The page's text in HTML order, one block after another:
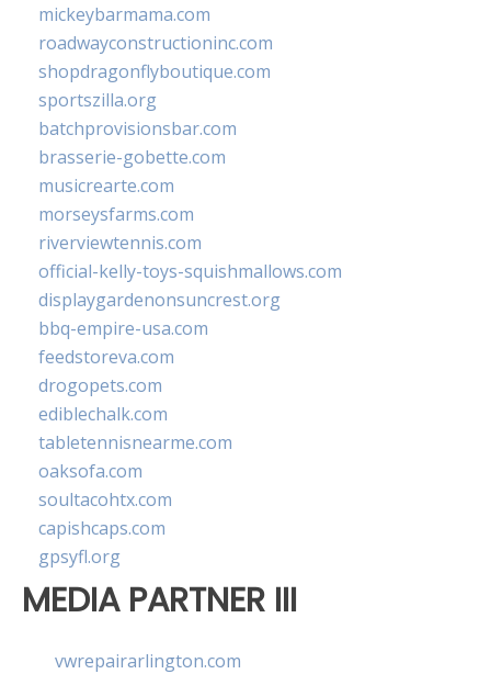
mickeybarmama.com
roadwayconstructioninc.com
shopdragonflyboutique.com
sportszilla.org
batchprovisionsbar.com
brasserie-gobette.com
musicrearte.com
morseysfarms.com
riverviewtennis.com
official-kelly-toys-squishmallows.com
displaygardenonsuncrest.org
bbq-empire-usa.com
feedstoreva.com
drogopets.com
ediblechalk.com
tabletennisnearme.com
oaksofa.com
soultacohtx.com
capishcaps.com
gpsyfl.org
MEDIA PARTNER III
vwrepairarlington.com